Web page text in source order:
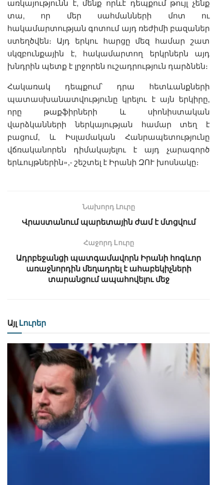
առկայությունն է, մենք որևէ դեպքում թույլ չենք
տա, որ մեր սահմանների մոտ ու
հակամարտության գոտում այդ ռեժիմի բազաներ
ստեղծվեն։ Այդ երկու հարցը մեզ համար շատ
սկզբունքային է, հակամարտող երկրներն այդ
խնդրին պետք է լրջորեն ուշադրություն դարձնեն։
Հակառակ դեպքում՝ դրա հետևանքների
պատասխանատվությունը կրելու է այն երկիրը,
որը թաքֆիրների և սիոնիստական
վարձկանների ներկայության համար տեղ է
բացում, և Իսլամական Հանրապետությունը
վճռականորեն դիմակայելու է այդ չարագործ
երևույթներին»,- շեշտել է Իրանի ԶՈՒ խոսնակը։
Նախորդ Լուրը
Վրաստանում պարետային ժամ է մտցվում
Հաջորդ Lուրը
Ադրբեջանցի պատգամավորն Իրանի հոգևոր
առաջնորդին մեղադրել է ահաբեկիչների
տարանցում ապահովելու մեջ
Այլ Լուրեր